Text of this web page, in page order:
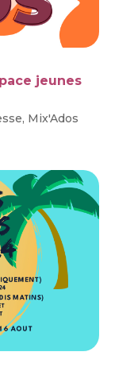
jeunes
, Mix'Ados